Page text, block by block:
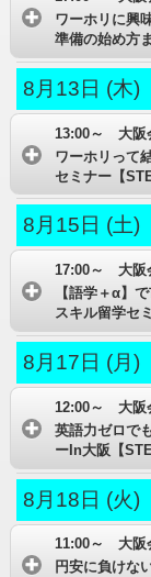
ワーホリに興
準備の始め方
8月13日 (木)
13:00～ 大阪
ワーホリって
セミナー【
8月15日 (土)
17:00～ 大阪
【語学＋α】
スキル留学セ
8月17日 (月)
12:00～ 大阪
英語力ゼロで
ーIn大阪【
8月18日 (火)
11:00～ 大阪
円安に負けな